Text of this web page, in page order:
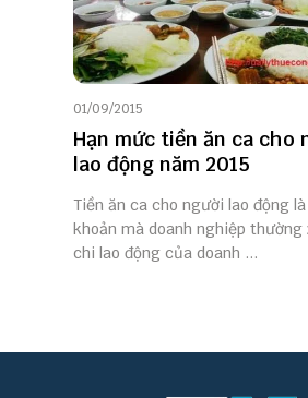
01/09/2015
Hạn mức tiền ăn ca cho
lao động năm 2015
Tiền ăn ca cho người lao động
khoản mà doanh nghiệp thường
chi lao động của doanh ...